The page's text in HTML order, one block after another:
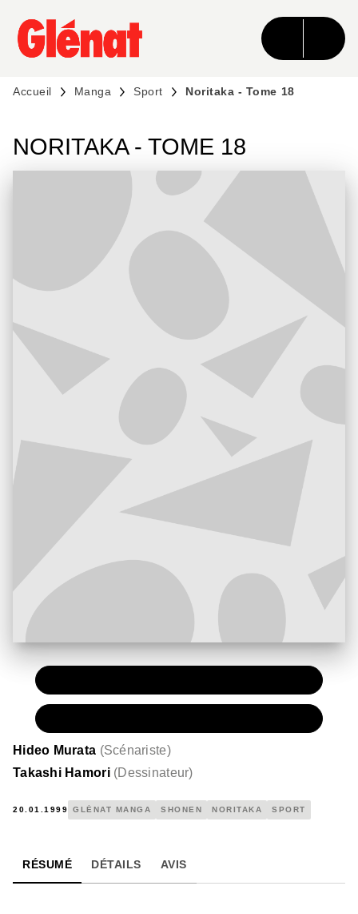
MENU RECHERCHE CONTENU
PIED DE PAGE
Accueil Manga Sport Noritaka - Tome 18
NORITAKA - TOME 18
Hideo Murata (Scénariste)
Takashi Hamori (Dessinateur)
20.01.1999 GLÉNAT MANGA SHONEN NORITAKA SPORT
RÉSUMÉ DÉTAILS AVIS